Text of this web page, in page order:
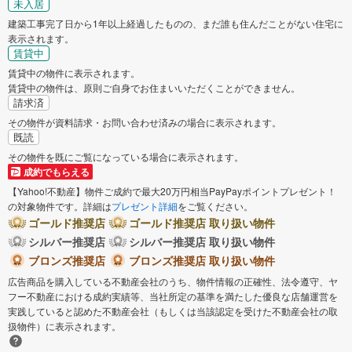
未入居
建築工事完了日から1年以上経過したものの、まだ誰も住んだことがない住宅に
表示されます。
賃貸中
賃貸中の物件に表示されます。
賃貸中の物件は、原則ご自身でお住まいいただくことができません。
請求済
その物件が資料請求・お問い合わせ済みの場合に表示されます。
既読
その物件を既にご覧になっている場合に表示されます。
成約でもらえる
【Yahoo!不動産】物件ご成約で最大20万円相当PayPayポイントプレゼント！
の対象物件です。詳細はプレゼント詳細をご覧ください。
ゴールド推奨店
ゴールド推奨店 取り扱い物件
シルバー推奨店
シルバー推奨店 取り扱い物件
ブロンズ推奨店
ブロンズ推奨店 取り扱い物件
広告商品を購入している不動産会社のうち、物件情報の正確性、法令遵守、ヤ
フー不動産における成約実績等、当社所定の基準を満たした優良な店舗運営を
実践していると認めた不動産会社（もしくは当該認定を受けた不動産会社の取
扱物件）に表示されます。